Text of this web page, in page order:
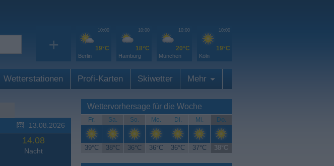
+
10:00
19°C
Berlin
10:00
18°C
Hamburg
10:00
20°C
München
10:00
19°C
Köln
Wetterstationen Profi-Karten Skiwetter Mehr
13.08.2026
14.08
Nacht
Wettervorhersage für die Woche
Fr. Sa. So. Mo. Di. Mi. Do.
39°C 38°C 36°C 36°C 36°C 37°C 38°C